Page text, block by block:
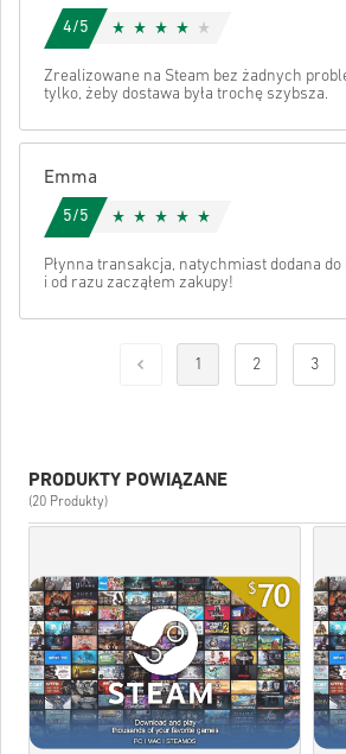
4/5
Zrealizowane na Steam bez żadnych
tylko, żeby dostawa była trochę szybsza.
Emma
5/5
Płynna transakcja, natychmiast dodana
i od razu zacząłem zakupy!
1 2 3
PRODUKTY POWIĄZANE
(20 Produkty)